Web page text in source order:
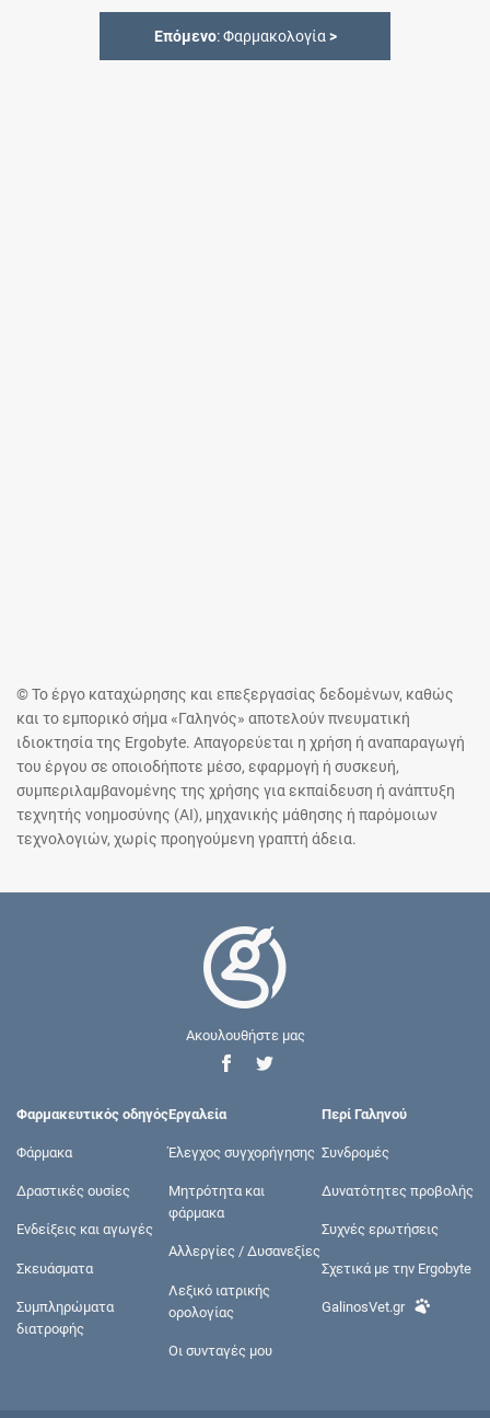
Επόμενο: Φαρμακολογία>
© Το έργο καταχώρησης και επεξεργασίας δεδομένων, καθώς
και το εμπορικό σήμα «Γαληνός» αποτελούν πνευματική
ιδιοκτησία της Ergobyte. Απαγορεύεται η χρήση ή αναπαραγωγή
του έργου σε οποιοδήποτε μέσο, εφαρμογή ή συσκευή,
συμπεριλαμβανομένης της χρήσης για εκπαίδευση ή ανάπτυξη
τεχνητής νοημοσύνης (AI), μηχανικής μάθησης ή παρόμοιων
τεχνολογιών, χωρίς προηγούμενη γραπτή άδεια.
Ακουλουθήστε μας
Φαρμακευτικός οδηγός
Φάρμακα
Δραστικές ουσίες
Ενδείξεις και αγωγές
Σκευάσματα
Συμπληρώματα
διατροφής
Εργαλεία
Έλεγχος συγχορήγησης
Μητρότητα και
φάρμακα
Αλλεργίες / Δυσανεξίες
Λεξικό ιατρικής
ορολογίας
Οι συνταγές μου
Περί Γαληνού
Συνδρομές
Δυνατότητες προβολής
Συχνές ερωτήσεις
Σχετικά με την Ergobyte
GalinosVet.gr